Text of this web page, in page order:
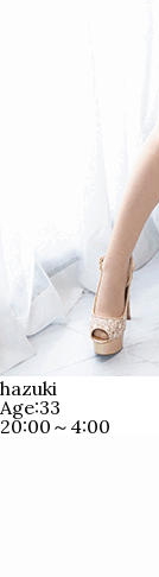
hazuki
Age:33
20:00～4:00